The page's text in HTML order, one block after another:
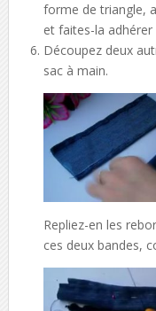
forme de triangle,
et faites-la adhérer
Découpez deux
sac à main.
Repliez-en les
ces deux bandes,